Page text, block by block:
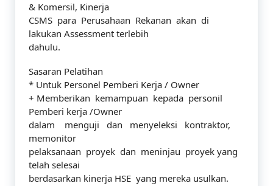
& Komersil, Kinerja
CSMS para Perusahaan Rekanan akan di
lakukan Assessment terlebih
dahulu.
Sasaran Pelatihan
* Untuk Personel Pemberi Kerja / Owner
+ Memberikan kemampuan kepada personil
Pemberi kerja /Owner
dalam menguji dan menyeleksi kontraktor,
memonitor
pelaksanaan proyek dan meninjau proyek yang
telah selesai
berdasarkan kinerja HSE yang mereka usulkan.